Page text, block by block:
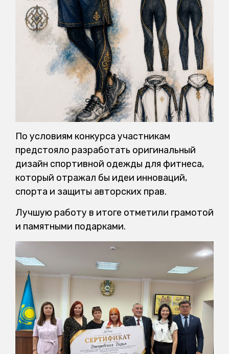
По условиям конкурса участникам
предстояло разработать оригинальный
дизайн спортивной одежды для фитнеса,
который отражал бы идеи инноваций,
спорта и защиты авторских прав.
Лучшую работу в итоге отметили грамотой
и памятными подарками.